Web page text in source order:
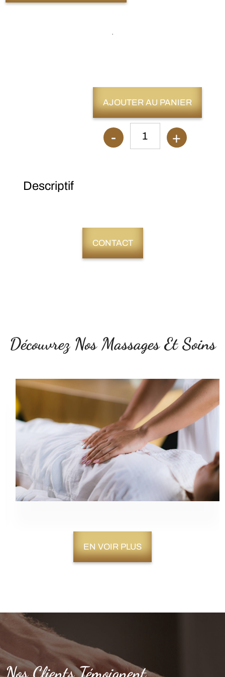
AJOUTER AU PANIER
- 1 +
Descriptif
CONTACT
Découvrez Nos Massages Et Soins
EN VOIR PLUS
Nos Clients Témoignent